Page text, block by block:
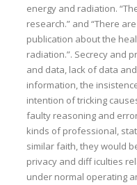
energy and radiation.
research.” and “There
publication about the
radiation.”. Secrecy and
and data, lack of data
information, the
intention of tricking
faulty reasoning and
kinds of professional,
similar faith, they would
privacy and diff iculties
under normal operating